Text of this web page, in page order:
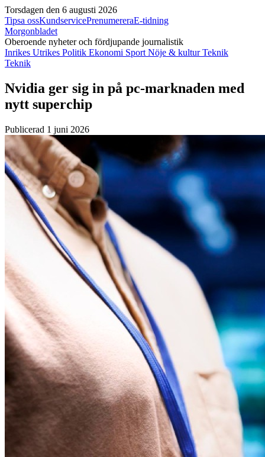
Torsdagen den 6 augusti 2026
Tipsa ossKundservicePrenumereraE-tidning
Morgonbladet
Oberoende nyheter och fördjupande journalistik
Inrikes Utrikes Politik Ekonomi Sport Nöje & kulturTeknik
Teknik
Nvidia ger sig in på pc-marknaden med
nytt superchip
Publicerad 1 juni 2026